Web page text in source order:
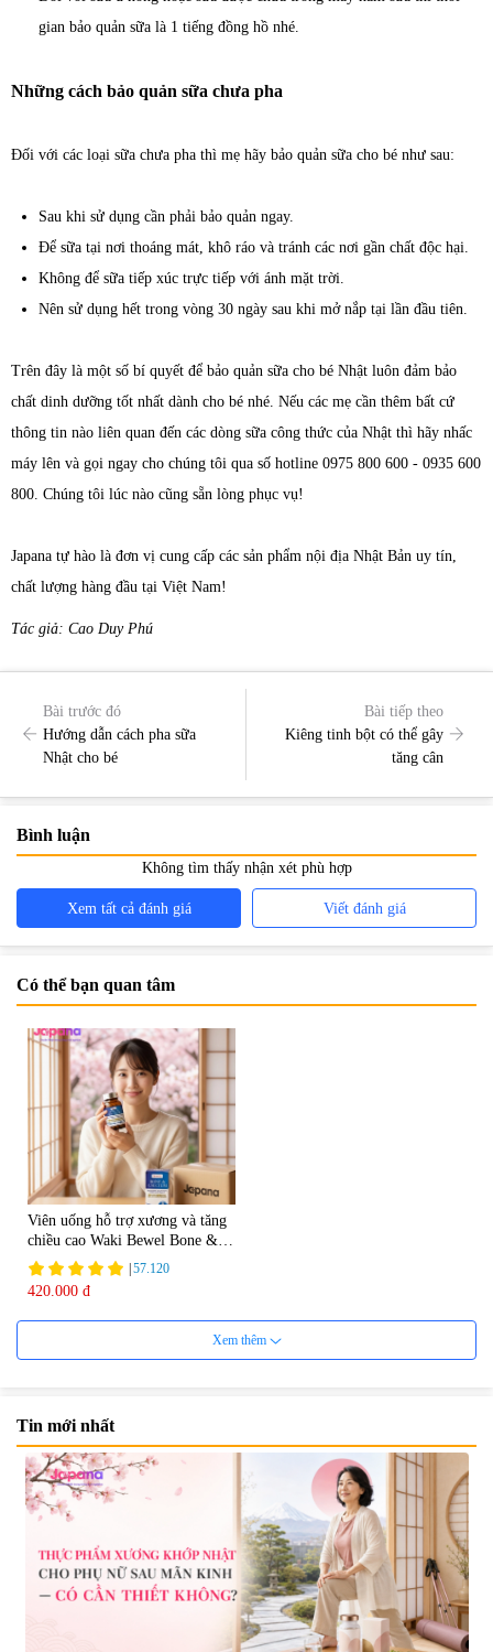
gian bảo quản sữa là 1 tiếng đồng hồ nhé.
Những cách bảo quản sữa chưa pha
Đối với các loại sữa chưa pha thì mẹ hãy bảo quản sữa cho bé như sau:
Sau khi sử dụng cần phải bảo quản ngay.
Để sữa tại nơi thoáng mát, khô ráo và tránh các nơi gần chất độc hại.
Không để sữa tiếp xúc trực tiếp với ánh mặt trời.
Nên sử dụng hết trong vòng 30 ngày sau khi mở nắp tại lần đầu tiên.
Trên đây là một số bí quyết để bảo quản sữa cho bé Nhật luôn đảm bảo
chất dinh dưỡng tốt nhất dành cho bé nhé. Nếu các mẹ cần thêm bất cứ
thông tin nào liên quan đến các dòng sữa công thức của Nhật thì hãy nhấc
máy lên và gọi ngay cho chúng tôi qua số hotline 0975 800 600 - 0935 600
800. Chúng tôi lúc nào cũng sẵn lòng phục vụ!
Japana tự hào là đơn vị cung cấp các sản phẩm nội địa Nhật Bản uy tín,
chất lượng hàng đầu tại Việt Nam!
Tác giả: Cao Duy Phú
Bài trước đó
Hướng dẫn cách pha sữa
Nhật cho bé
Bài tiếp theo
Kiêng tinh bột có thể gây
tăng cân
Bình luận
Không tìm thấy nhận xét phù hợp
Xem tất cả đánh giá Viết đánh giá
Có thể bạn quan tâm
Viên uống hỗ trợ xương và tăng
chiều cao Waki Bewel Bone &
Calcium
57.120
420.000 đ
Xem thêm
Tin mới nhất